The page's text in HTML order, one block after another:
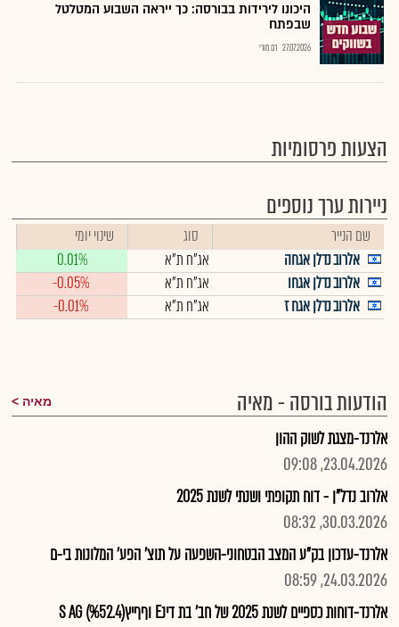
היכונו לירידות בבורסה: כך ייראה השבוע המטלטל
שבפתח
27.07.2026 רם מורי
הצעות פרסומיות
ניירות ערך נוספים
שם הנייר סוג
שינוי יומי
אלרוב נדלן אגחה
אג"ח ת"א
0.01%
אלרוב נדלן אגחו
אג"ח ת"א
-0.05%
אלרוב נדלן אגח ז
אג"ח ת"א -0.01%
הודעות בורסה - מאיה מאיה
אלרנד-מצגת לשוק ההון
23.04.2026, 09:08
אלרוב נדל"ן - דוח תקופתי ושנתי לשנת 2025
30.03.2026, 08:32
אלרנד-עדכון בק"ע המצב הבטחוני-השפעה על תוצ' הפע' המלונות בי-ם
24.03.2026, 08:59
אלרנד-דוחות כספיים לשנת 2025 של חב' בת דינE וףףיץS AG (%52.4)